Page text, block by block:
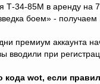
Т-34-85М в аренду на 7
боем» - получаем
премиум аккаунта
вводили при
wot, если